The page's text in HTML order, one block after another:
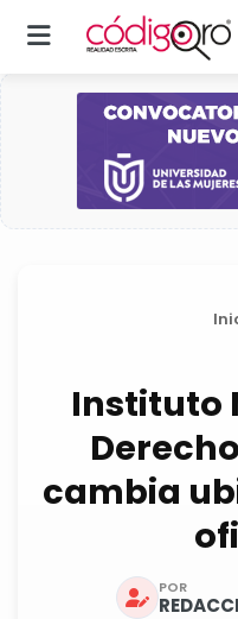
Instituto
cambia
POR